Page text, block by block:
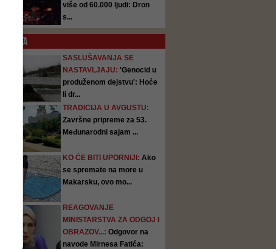
više od 60.000 ljudi: Dron
s...
SATA
SASLUŠAVANJA SE
NASTAVLJAJU: 'Genocid u
produženom dejstvu': Hoće
li dr...
TRADICIJA U AVGUSTU:
Završne pripreme za 53.
Međunarodni sajam ...
KO ĆE BITI UPORNIJI: Ako
se spremate na more u
Makarsku, ovo mo...
REAGOVANJE
MINISTARSTVA ZA ODGOJ I
OBRAZOV...: Odgovor na
navode Mirnesa Fatića: